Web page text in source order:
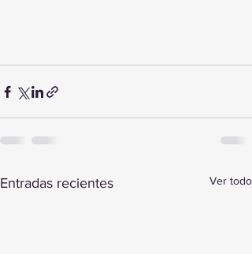
Entradas recientes Ver todo